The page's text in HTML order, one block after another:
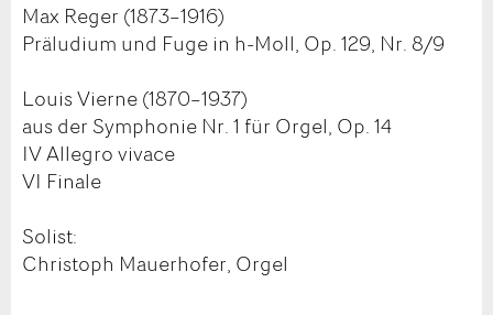
Max Reger (1873–1916)
Präludium und Fuge in h-Moll, Op. 129, Nr. 8/9
Louis Vierne (1870–1937)
aus der Symphonie Nr. 1 für Orgel, Op. 14
IV Allegro vivace
VI Finale
Solist:
Christoph Mauerhofer, Orgel